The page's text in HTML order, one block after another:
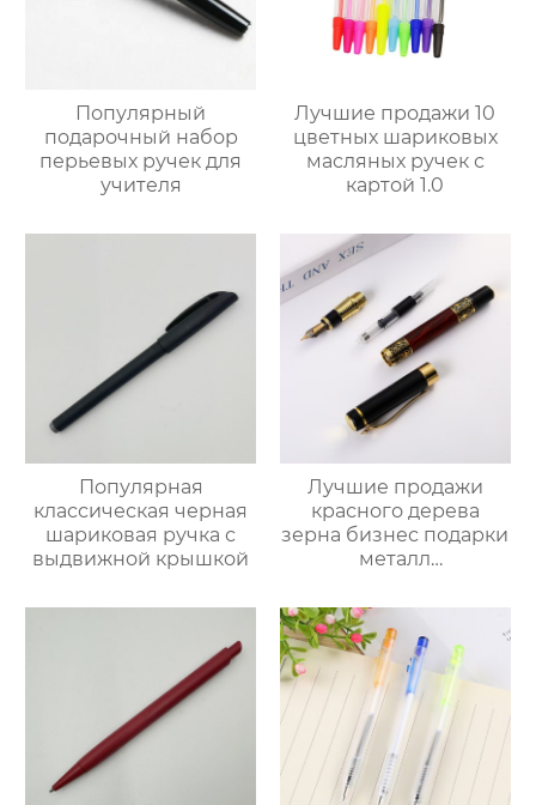
Популярный
подарочный набор
перьевых ручек для
учителя
Лучшие продажи 10
цветных шариковых
масляных ручек с
картой 1.0
Популярная
классическая черная
шариковая ручка с
выдвижной крышкой
Лучшие продажи
красного дерева
зерна бизнес подарки
металл
высокого класса
перьевой ручки